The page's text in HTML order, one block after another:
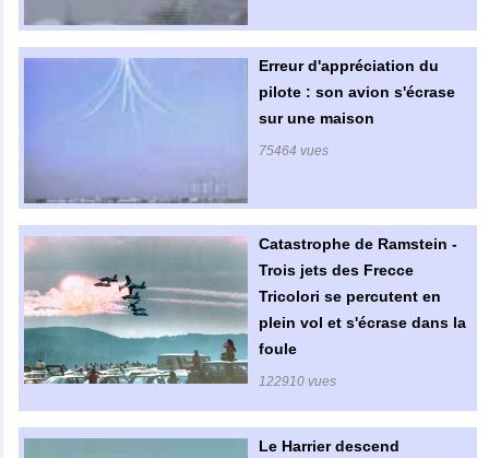
Erreur d'appréciation du
pilote : son avion s'écrase
sur une maison
75464 vues
Catastrophe de Ramstein -
Trois jets des Frecce
Tricolori se percutent en
plein vol et s'écrase dans la
foule
122910 vues
Le Harrier descend